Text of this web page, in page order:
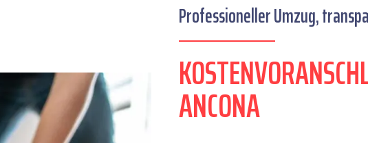
Professioneller Umzug,
ANCONA